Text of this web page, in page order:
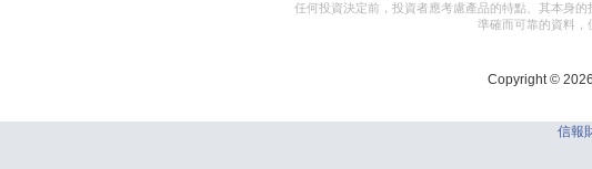
任何投資決定前，投資者應考慮產品的特點、其本身
準確而可靠的資料，
Copyright ©
信報